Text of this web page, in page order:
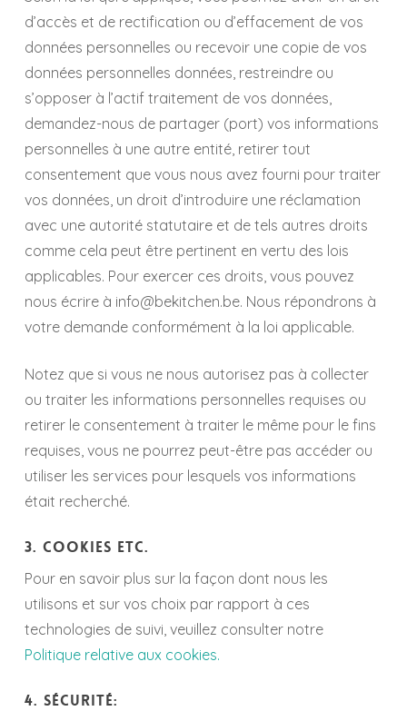
d’accès et de rectification ou d’effacement de vos
données personnelles ou recevoir une copie de vos
données personnelles données, restreindre ou
s’opposer à l’actif traitement de vos données,
demandez-nous de partager (port) vos informations
personnelles à une autre entité, retirer tout
consentement que vous nous avez fourni pour traiter
vos données, un droit d’introduire une réclamation
avec une autorité statutaire et de tels autres droits
comme cela peut être pertinent en vertu des lois
applicables. Pour exercer ces droits, vous pouvez
nous écrire à info@bekitchen.be. Nous répondrons à
votre demande conformément à la loi applicable.
Notez que si vous ne nous autorisez pas à collecter
ou traiter les informations personnelles requises ou
retirer le consentement à traiter le même pour le fins
requises, vous ne pourrez peut-être pas accéder ou
utiliser les services pour lesquels vos informations
était recherché.
3. Cookies Etc.
Pour en savoir plus sur la façon dont nous les
utilisons et sur vos choix par rapport à ces
technologies de suivi, veuillez consulter notre
Politique relative aux cookies.
4. Sécurité: